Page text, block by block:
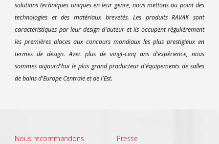
solutions techniques uniques en leur genre, nous mettons au point des
technologies et des matériaux brevetés. Les produits RAVAK sont
caractéristiques par leur design d'auteur et ils occupent régulièrement
les premières places aux concours mondiaux les plus prestigieux en
termes de design. Avec plus de vingt-cinq ans d'expérience, nous
sommes aujourd'hui le plus grand producteur d'équipements de salles
de bains d'Europe Centrale et de l'Est.
Nous recommandons Presse